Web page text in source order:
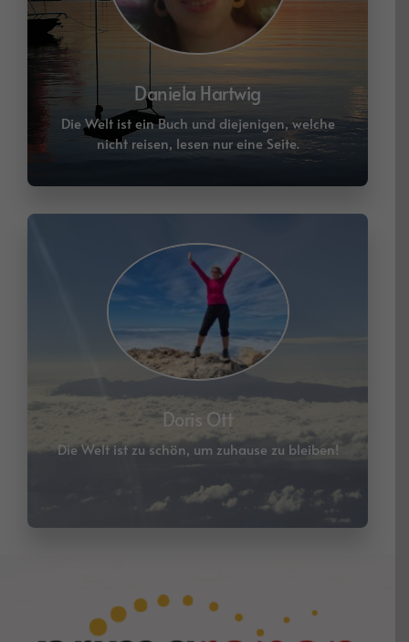
Die Welt ist ein Buch und diejenigen, welche
nicht reisen, lesen nur eine Seite.
Die Welt ist zu schön, um zuhause zu bleiben!